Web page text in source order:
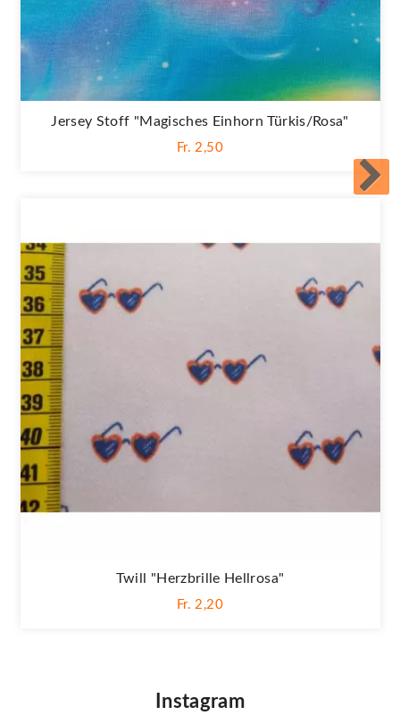
Jersey Stoff "Magisches Einhorn Türkis/rosa"
Fr. 2,50
Twill "Herzbrille Hellrosa"
Fr. 2,20
Instagram